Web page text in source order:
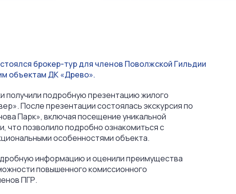
брокер-тур для членов Поволжской Гильдии
объектам ДК «Древо».
получили подробную презентацию жилого
После презентации состоялась экскурсия по
Парк», включая посещение уникальной
что позволило подробно ознакомиться с
особенностями объекта.
информацию и оценили преимущества
повышенного комиссионного
ПГР.